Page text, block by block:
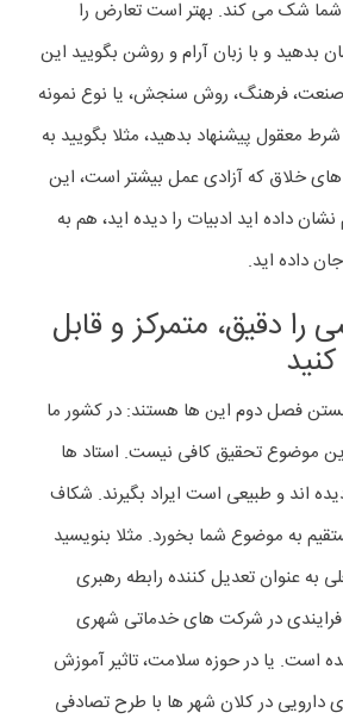
شما شک می کند. بهتر است تعارض را
و با زبان آرام و روشن بگویید این
صنعت، فرهنگ، روش سنجش، یا نوع نمونه
شرط معقول پیشنهاد بدهید، مثلا بگویید به
خلاق که آزادی عمل بیشتر است، این
داده اید ادبیات را دیده اید، هم به
داده اید.
دقیق، متمرکز و قابل
فصل دوم این ها هستند: در کشور ما
این موضوع تحقیق کافی نیست. استاد ها
اند و طبیعی است ایراد بگیرند. شکاف
به موضوع شما بخورد. مثلا بنویسید
به عنوان تعدیل کننده رابطه رهبری
در شرکت های خدماتی شهری
است. یا در حوزه سلامت، تاثیر آموزش
دارویی در کلان شهر ها با طرح تصادفی